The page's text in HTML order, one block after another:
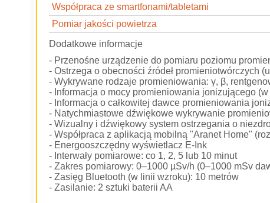
Współpraca ze smartfonami/tabletami
Pomiar jakości powietrza
Dodatkowe informacje
- Przenośne urządzenie do pomiaru poziomu
- Ostrzega o obecności źródeł promieniotwórczych
- Wykrywane rodzaje promieniowania: γ, β,
- Informacja o mocy promieniowania jonizującego
- Informacja o całkowitej dawce promieniowania
- Natychmiastowe dźwiękowe wykrywanie
- Wizualny i dźwiękowy system ostrzegania o
- Współpraca z aplikacją mobilną "Aranet Home"
- Energooszczędny wyświetlacz E-Ink
- Interwały pomiarowe: co 1, 2, 5 lub 10 minut
- Zakres pomiarowy: 0–1000 µSv/h (0–1000 mSv
- Zasięg Bluetooth (w linii wzroku): 10 metrów
- Zasilanie: 2 sztuki baterii AA